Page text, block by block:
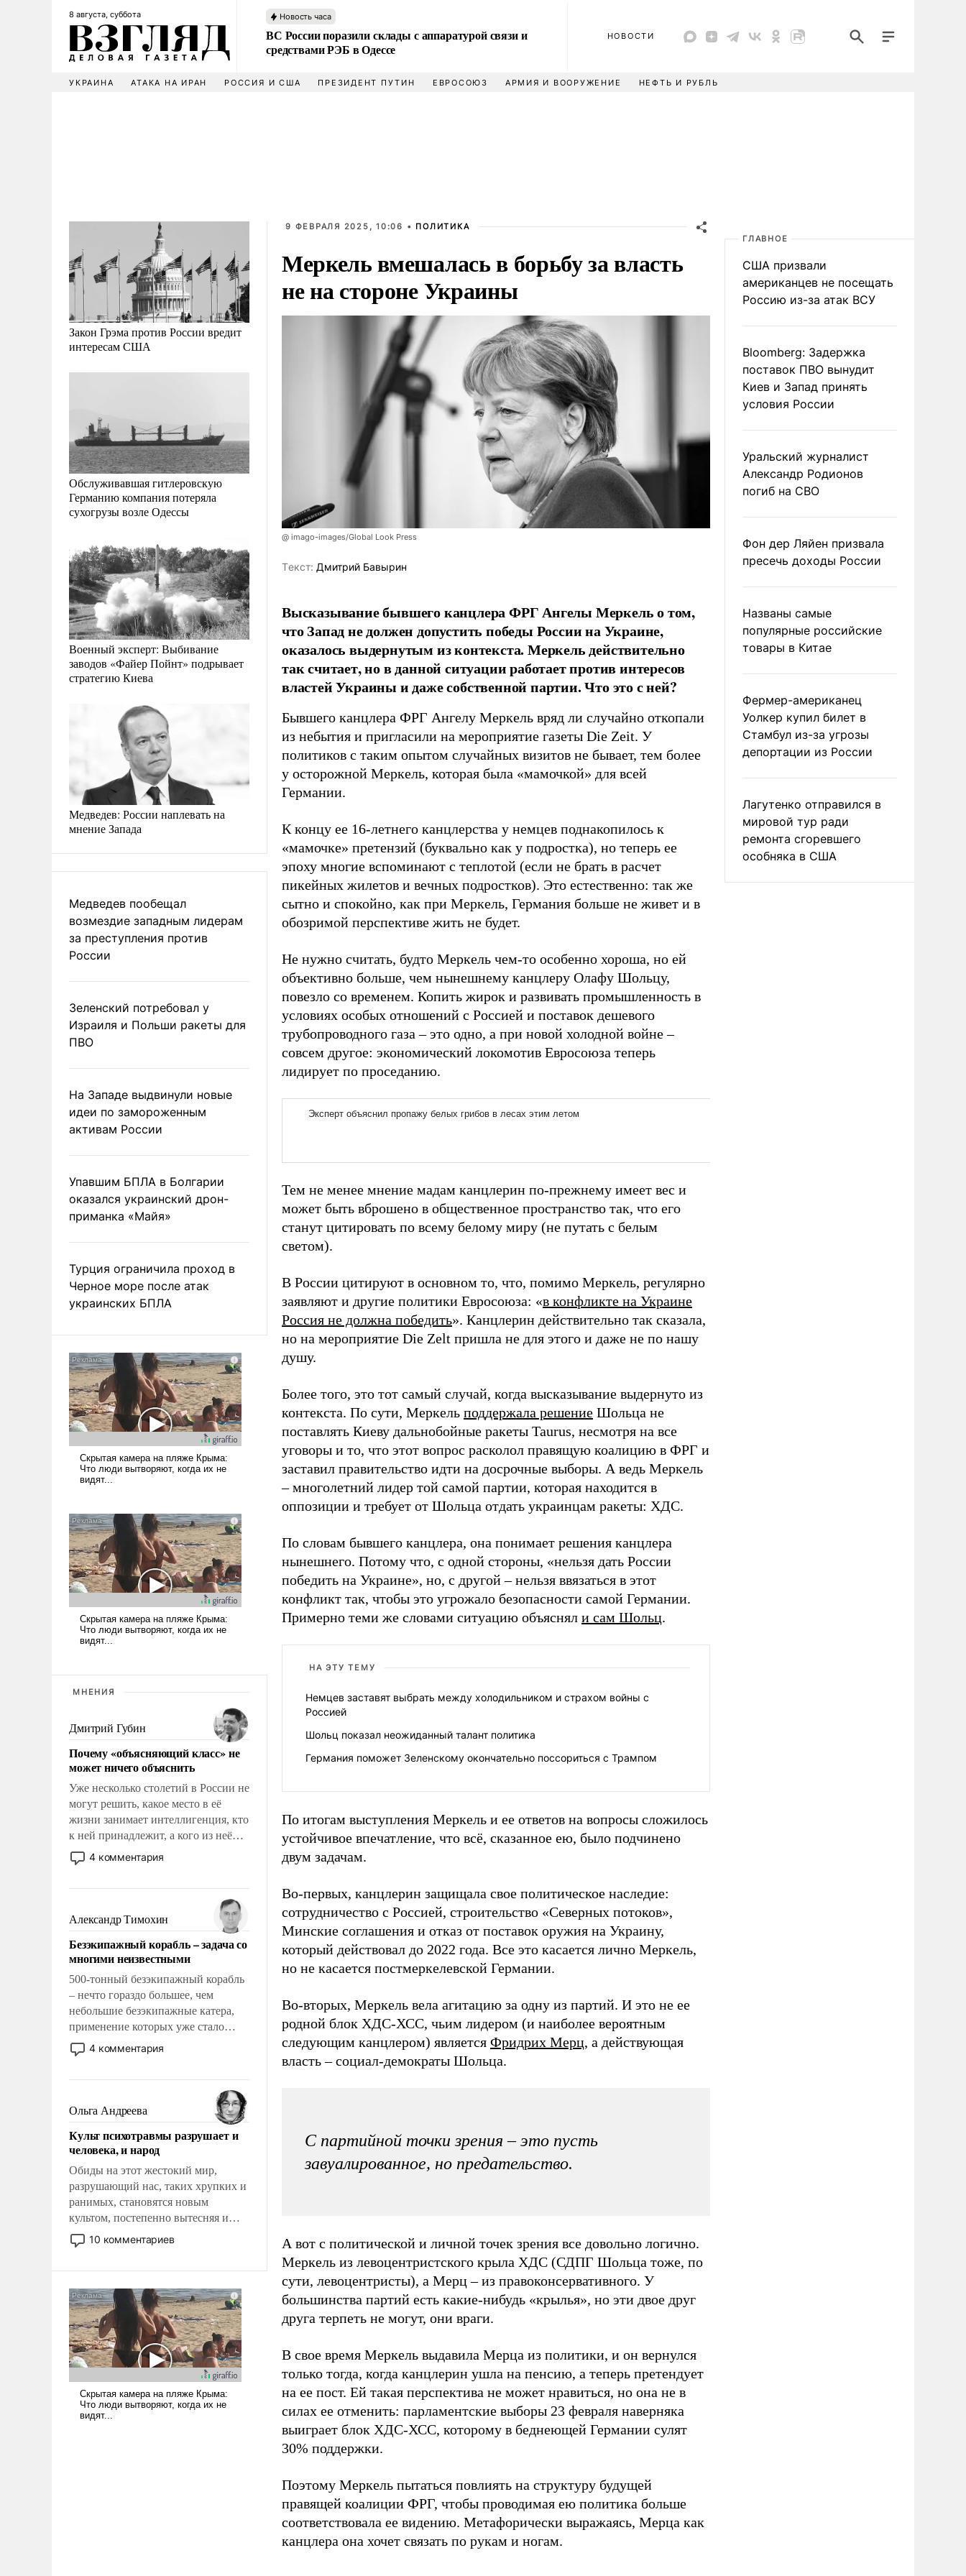
8 августа, суббота Новость часа
ВС России поразили склады с аппаратурой связи и
средствами РЭБ в Одессе
НОВОСТИ
УКРАИНА АТАКА НА ИРАН РОССИЯ И США ПРЕЗИДЕНТ ПУТИН ЕВРОСОЮЗ АРМИЯ И ВООРУЖЕНИЕ НЕФТЬ И РУБЛЬ
Закон Грэма против России вредит
интересам США
Обслуживавшая гитлеровскую
Германию компания потеряла
сухогрузы возле Одессы
Военный эксперт: Выбивание
заводов «Файер Пойнт» подрывает
стратегию Киева
Медведев: России наплевать на
мнение Запада
Медведев пообещал
возмездие западным лидерам
за преступления против
России
Зеленский потребовал у
Израиля и Польши ракеты для
ПВО
На Западе выдвинули новые
идеи по замороженным
активам России
Упавшим БПЛА в Болгарии
оказался украинский дрон-
приманка «Майя»
Турция ограничила проход в
Черное море после атак
украинских БПЛА
МНЕНИЯ
Дмитрий Губин
Почему «объясняющий класс» не
может ничего объяснить
Уже несколько столетий в России не
могут решить, какое место в её
жизни занимает интеллигенция, кто
к ней принадлежит, а кого из неё
исключили с правом
восстановления и без оного. И чем
казалось, что эти вопросы решены
раз и навсегда, но – нет, не решены.
4 комментария
Александр Тимохин
Безэкипажный корабль – задача со
многими неизвестными
500-тонный безэкипажный корабль
– нечто гораздо большее, чем
небольшие безэкипажные катера,
применение которых уже стало
обыденностью. Задача по созданию
такого корабля очень сложна и
реализация радикально поднимет
наши боевые возможности.
4 комментария
Ольга Андреева
Культ психотравмы разрушает и
человека, и народ
Обиды на этот жестокий мир,
разрушающий нас, таких хрупких и
ранимых, становятся новым
культом, постепенно вытесняя и
отменяя традиционное требование к
человеку – быть мужественным и
слабым, идти вперед и
адаптироваться.
10 комментариев
9 ФЕВРАЛЯ 2025, 10:06 • ПОЛИТИКА
Меркель вмешалась в борьбу за власть
не на стороне Украины
@ imago-images/Global Look Press
Tекст: Дмитрий Бавырин
Высказывание бывшего канцлера ФРГ Ангелы Меркель о том,
что Запад не должен допустить победы России на Украине,
оказалось выдернутым из контекста. Меркель действительно
так считает, но в данной ситуации работает против интересов
властей Украины и даже собственной партии. Что это с ней?
Бывшего канцлера ФРГ Ангелу Меркель вряд ли случайно откопали
из небытия и пригласили на мероприятие газеты Die Zeit. У
политиков с таким опытом случайных визитов не бывает, тем более
у осторожной Меркель, которая была «мамочкой» для всей
Германии.
К концу ее 16-летнего канцлерства у немцев поднакопилось к
«мамочке» претензий (буквально как у подростка), но теперь ее
эпоху многие вспоминают с теплотой (если не брать в расчет
пикейных жилетов и вечных подростков). Это естественно: так же
сытно и спокойно, как при Меркель, Германия больше не живет и в
обозримой перспективе жить не будет.
Не нужно считать, будто Меркель чем-то особенно хороша, но ей
объективно больше, чем нынешнему канцлеру Олафу Шольцу,
повезло со временем. Копить жирок и развивать промышленность в
условиях особых отношений с Россией и поставок дешевого
трубопроводного газа – это одно, а при новой холодной войне –
совсем другое: экономический локомотив Евросоюза теперь
лидирует по проседанию.
Тем не менее мнение мадам канцлерин по-прежнему имеет вес и
может быть вброшено в общественное пространство так, что его
станут цитировать по всему белому миру (не путать с белым
светом).
В России цитируют в основном то, что, помимо Меркель, регулярно
заявляют и другие политики Евросоюза: «в конфликте на Украине
Россия не должна победить». Канцлерин действительно так сказала,
но на мероприятие Die Zelt пришла не для этого и даже не по нашу
душу.
Более того, это тот самый случай, когда высказывание выдернуто из
контекста. По сути, Меркель поддержала решение Шольца не
поставлять Киеву дальнобойные ракеты Taurus, несмотря на все
уговоры и то, что этот вопрос расколол правящую коалицию в ФРГ и
заставил правительство идти на досрочные выборы. А ведь Меркель
– многолетний лидер той самой партии, которая находится в
оппозиции и требует от Шольца отдать украинцам ракеты: ХДС.
По словам бывшего канцлера, она понимает решения канцлера
нынешнего. Потому что, с одной стороны, «нельзя дать России
победить на Украине», но, с другой – нельзя ввязаться в этот
конфликт так, чтобы это угрожало безопасности самой Германии.
Примерно теми же словами ситуацию объяснял и сам Шольц.
НА ЭТУ ТЕМУ
Немцев заставят выбрать между холодильником и страхом войны с
Россией
Шольц показал неожиданный талант политика
Германия поможет Зеленскому окончательно поссориться с Трампом
По итогам выступления Меркель и ее ответов на вопросы сложилось
устойчивое впечатление, что всё, сказанное ею, было подчинено
двум задачам.
Во-первых, канцлерин защищала свое политическое наследие:
сотрудничество с Россией, строительство «Северных потоков»,
Минские соглашения и отказ от поставок оружия на Украину,
который действовал до 2022 года. Все это касается лично Меркель,
но не касается постмеркелевской Германии.
Во-вторых, Меркель вела агитацию за одну из партий. И это не ее
родной блок ХДС-ХСС, чьим лидером (и наиболее вероятным
следующим канцлером) является Фридрих Мерц, а действующая
власть – социал-демократы Шольца.
С партийной точки зрения – это пусть
завуалированное, но предательство.
А вот с политической и личной точек зрения все довольно логично.
Меркель из левоцентристского крыла ХДС (СДПГ Шольца тоже, по
сути, левоцентристы), а Мерц – из правоконсервативного. У
большинства партий есть какие-нибудь «крылья», но эти двое друг
друга терпеть не могут, они враги.
В свое время Меркель выдавила Мерца из политики, и он вернулся
только тогда, когда канцлерин ушла на пенсию, а теперь претендует
на ее пост. Ей такая перспектива не может нравиться, но она не в
силах ее отменить: парламентские выборы 23 февраля наверняка
выиграет блок ХДС-ХСС, которому в беднеющей Германии сулят
30% поддержки.
Поэтому Меркель пытаться повлиять на структуру будущей
правящей коалиции ФРГ, чтобы проводимая ею политика больше
соответствовала ее видению. Метафорически выражаясь, Мерца как
канцлера она хочет связать по рукам и ногам.
ГЛАВНОЕ
США призвали
американцев не посещать
Россию из-за атак ВСУ
Bloomberg: Задержка
поставок ПВО вынудит
Киев и Запад принять
условия России
Уральский журналист
Александр Родионов
погиб на СВО
Фон дер Ляйен призвала
пресечь доходы России
Названы самые
популярные российские
товары в Китае
Фермер-американец
Уолкер купил билет в
Стамбул из-за угрозы
депортации из России
Лагутенко отправился в
мировой тур ради
ремонта сгоревшего
особняка в США